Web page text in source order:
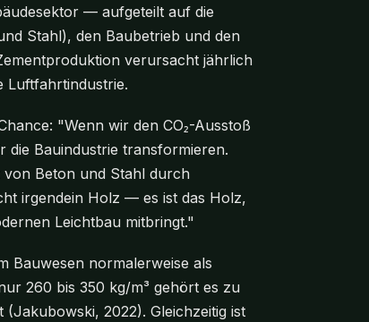
— aufgeteilt auf die
Stahl), den Baubetrieb und den
verursacht jährlich
Luftfahrtindustrie.
"Wenn wir den CO₂-Ausstoß
die Bauindustrie transformieren.
von Beton und Stahl durch
irgendein Holz — es ist das Holz,
Leichtbau mitbringt."
Bauwesen normalerweise als
260 bis 350 kg/m³ gehört es zu
2022). Gleichzeitig ist